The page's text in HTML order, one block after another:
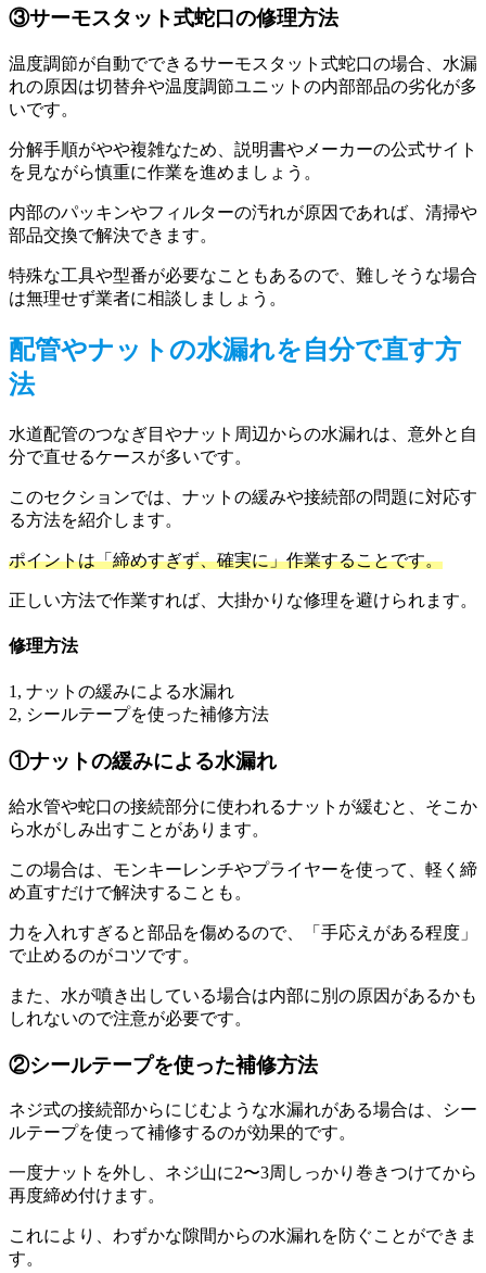
③サーモスタット式蛇口の修理方法
温度調節が自動でできるサーモスタット式蛇口の場合、水漏
れの原因は切替弁や温度調節ユニットの内部部品の劣化が多
いです。
分解手順がやや複雑なため、説明書やメーカーの公式サイト
を見ながら慎重に作業を進めましょう。
内部のパッキンやフィルターの汚れが原因であれば、清掃や
部品交換で解決できます。
特殊な工具や型番が必要なこともあるので、難しそうな場合
は無理せず業者に相談しましょう。
配管やナットの水漏れを自分で直す方
法
水道配管のつなぎ目やナット周辺からの水漏れは、意外と自
分で直せるケースが多いです。
このセクションでは、ナットの緩みや接続部の問題に対応す
る方法を紹介します。
ポイントは「締めすぎず、確実に」作業することです。
正しい方法で作業すれば、大掛かりな修理を避けられます。
修理方法
1, ナットの緩みによる水漏れ
2, シールテープを使った補修方法
①ナットの緩みによる水漏れ
給水管や蛇口の接続部分に使われるナットが緩むと、そこか
ら水がしみ出すことがあります。
この場合は、モンキーレンチやプライヤーを使って、軽く締
め直すだけで解決することも。
力を入れすぎると部品を傷めるので、「手応えがある程度」
で止めるのがコツです。
また、水が噴き出している場合は内部に別の原因があるかも
しれないので注意が必要です。
②シールテープを使った補修方法
ネジ式の接続部からにじむような水漏れがある場合は、シー
ルテープを使って補修するのが効果的です。
一度ナットを外し、ネジ山に2〜3周しっかり巻きつけてから
再度締め付けます。
これにより、わずかな隙間からの水漏れを防ぐことができま
す。